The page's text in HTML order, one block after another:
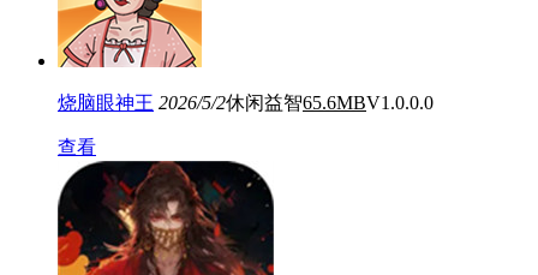
烧脑眼神王 2026/5/2休闲益智65.6MBV1.0.0.0
查看